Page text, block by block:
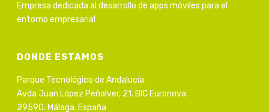
Empresa dedicada al desarrollo de apps móviles para el
entorno empresarial
DONDE ESTAMOS
Parque Tecnológico de Andalucía:
Avda Juan López Peñalver, 21. BIC Euronova.
29590. Málaga. España